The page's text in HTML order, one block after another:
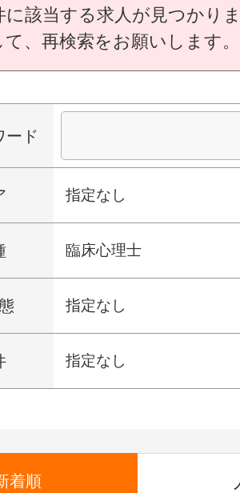
に該当する求人が見つかり
、再検索をお願いします。
ード
指定なし
臨床心理士
指定なし
指定なし
着順